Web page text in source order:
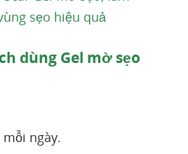
sẹo hiệu quả
dùng Gel mờ sẹo
ngày.